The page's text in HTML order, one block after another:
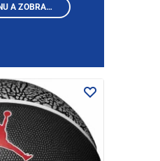
VYBRAT PRODEJNU A ZOBRAZIT PRODUKTY